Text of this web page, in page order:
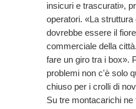
insicuri e trascurati»,
operatori. «La struttura
dovrebbe essere il
commerciale della
fare un giro tra i box».
problemi non c'è solo
chiuso per i crolli di
Su tre montacarichi ne